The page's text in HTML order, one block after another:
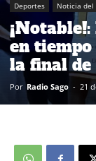
Deportes Noticia del
¡Notable!:
en
la final de
Por Radio Sago - 21